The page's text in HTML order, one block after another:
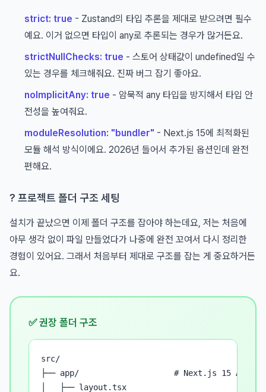
strict: true - Zustand의 타입 추론을 제대로 받으려면 필수
예요. 이거 없으면 타입이 any로 추론되는 경우가 많거든요.
strictNullChecks: true - 스토어 상태값이 undefined일 수
있는 경우를 체크해줘요. 진짜 버그 잡기 좋아요.
noImplicitAny: true - 암묵적 any 타입을 방지해서 타입 안
전성을 높여줘요.
moduleResolution: "bundler" - Next.js 15에 최적화된
모듈 해석 방식이에요. 2026년 들어서 추가된 옵션인데 완전
편해요.
? 프로젝트 폴더 구조 세팅
설치가 끝났으면 이제 폴더 구조를 잡아야 하는데요, 저는 처음에
아무 생각 없이 파일 만들었다가 나중에 완전 꼬여서 다시 정리한
경험이 있어요. 그래서 처음부터 제대로 구조를 잡는 게 중요하거든
요.
✅ 권장 폴더 구조
src/
├── app/                    # Next.js 15 App
│   ├── layout.tsx